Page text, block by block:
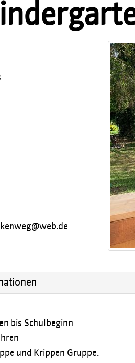
bis Schulbeginn
und Krippen Gruppe.